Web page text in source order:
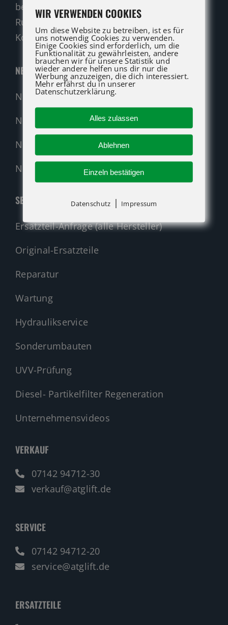
beraten Sie gerne.
Rufen Sie an oder nutzen Sie unser
Kontaktformular für eine Anfrage.
NEUMASCHINEN
Neumaschinen Übersicht
Neumaschinen Genie
Neumaschinen Merlo
Nehmen Sie Kontakt auf!
SERVICE
Ersatzteil-Anfrage (alle Hersteller)
Original-Ersatzteile
Reparatur
Wartung
Hydraulikservice
Sonderumbauten
UVV-Prüfung
Diesel- Partikelfilter Regeneration
Unternehmensvideos
VERKAUF
07142 94712-30
verkauf@atglift.de
SERVICE
07142 94712-20
service@atglift.de
ERSATZTEILE
WIR VERWENDEN COOKIES
Um diese Website zu betreiben, ist es für
uns notwendig Cookies zu verwenden.
Einige Cookies sind erforderlich, um die
Funktionalität zu gewährleisten, andere
brauchen wir für unsere Statistik und
wieder andere helfen uns dir nur die
Werbung anzuzeigen, die dich interessiert.
Mehr erfährst du in unserer
Datenschutzerklärung.
Alles zulassen
Ablehnen
Einzeln bestätigen
Datenschutz | Impressum